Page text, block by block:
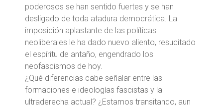
poderosos se han sentido fuertes y se han
desligado de toda atadura democrática. La
imposición aplastante de las políticas
neoliberales le ha dado nuevo aliento, resucitado
el espíritu de antaño, engendrado los
neofascismos de hoy.
¿Qué diferencias cabe señalar entre las
formaciones e ideologías fascistas y la
ultraderecha actual? ¿Estamos transitando, aun